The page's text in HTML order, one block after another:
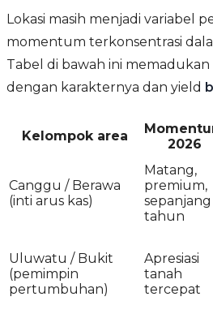
Lokasi masih menjadi variabel
momentum terkonsentrasi
Tabel di bawah ini memadukan
dengan karakternya dan yield
Kelompok area
2026
Canggu / Berawa
(inti arus kas)
Matang,
premium,
sepanjang
tahun
Uluwatu / Bukit
(pemimpin
pertumbuhan)
Apresiasi
tanah
tercepat